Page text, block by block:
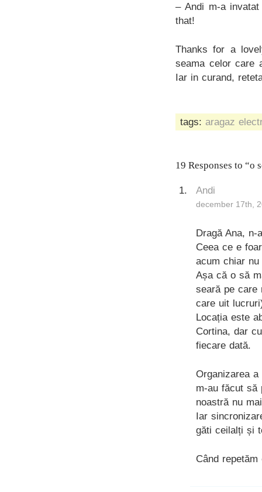
– Andi m-a
that!
Thanks for a
seama celor care
Iar in curand,
tags: aragaz
19 Responses to “o
Andi
december 17th,
Dragă Ana,
Ceea ce e
acum chiar
Așa că o să
seară pe care
care uit
Locația este
Cortina, dar
fiecare dată.
Organizarea
m-au făcut să
noastră nu
Iar
găti ceilalți și
Când